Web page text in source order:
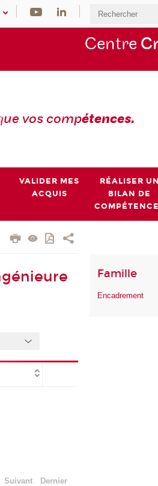
Centre
ue vos compétences.
VALIDER MES
ACQUIS
RÉALISER UN
BILAN DE
Suivant Dernier
Famille
Encadrement